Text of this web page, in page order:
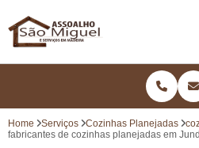
Home Serviços Cozinhas Planejadas
fabricantes de cozinhas planejadas em